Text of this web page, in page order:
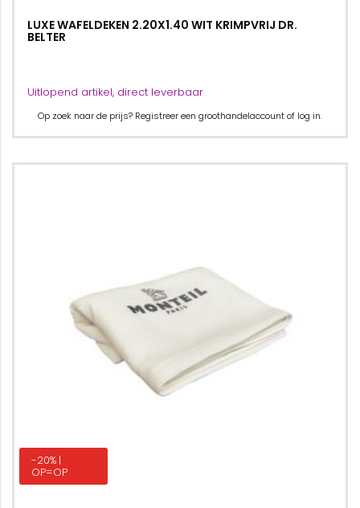
LUXE WAFELDEKEN 2.20X1.40 WIT KRIMPVRIJ DR.
BELTER
Uitlopend artikel, direct leverbaar
Op zoek naar de prijs? Registreer een groothandelaccount of log in.
-20% |
OP=OP